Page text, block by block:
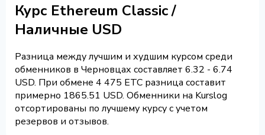
Курс Ethereum Classic /
Наличные USD
Разница между лучшим и худшим курсом среди
обменников в Черновцах составляет 6.32 - 6.74
USD. При обмене 4 475 ETC разница составит
примерно 1865.51 USD. Обменники на Kurslog
отсортированы по лучшему курсу с учетом
резервов и отзывов.